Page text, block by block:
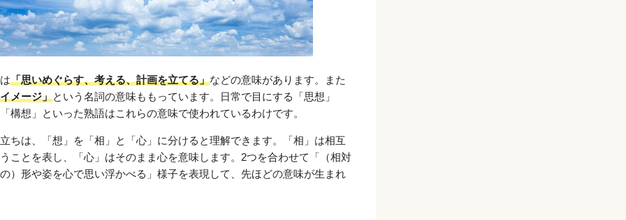
「思いめぐらす、考える、計画を立てる」などの意味があります。また
メージ」という名詞の意味ももっています。日常で目にする「思想」
構想」といった熟語はこれらの意味で使われているわけです。
ちは、「想」を「相」と「心」に分けると理解できます。「相」は相互
ことを表し、「心」はそのまま心を意味します。2つを合わせて「（相対
）形や姿を心で思い浮かべる」様子を表現して、先ほどの意味が生まれ